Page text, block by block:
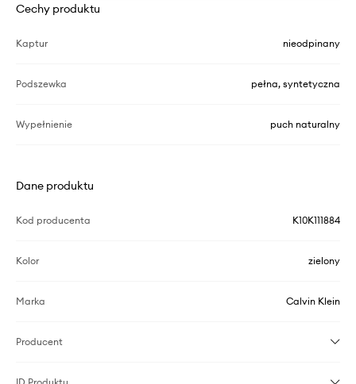
Cechy produktu
Kaptur nieodpinany
Podszewka pełna, syntetyczna
Wypełnienie puch naturalny
Dane produktu
Kod producenta K10K111884
Kolor zielony
Marka Calvin Klein
Producent